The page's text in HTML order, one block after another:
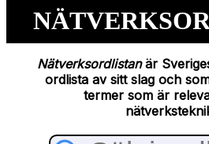
Nätverksordlistanär
ordlista av sitt slag och
termer som är